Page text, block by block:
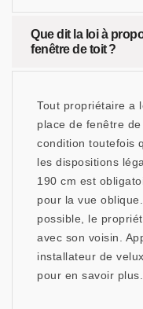
Que dit la loi à
fenêtre de toit ?
Tout propriétaire a
place de fenêtre
condition toutefois
les dispositions
190 cm est
pour la vue
possible, le
avec son voisin.
installateur de
pour en savoir plus.